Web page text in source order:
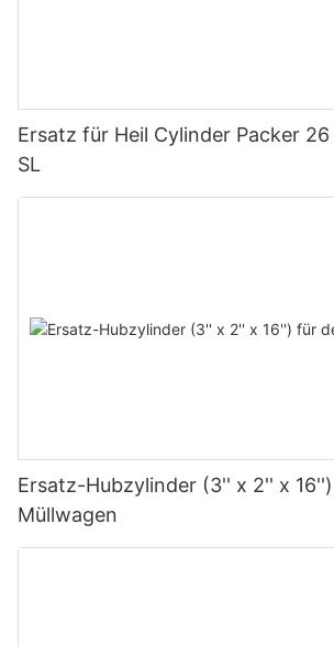
Ersatz für Heil Cylinder Packer
SL
Ersatz-Hubzylinder (3'' x 2'' x
Müllwagen